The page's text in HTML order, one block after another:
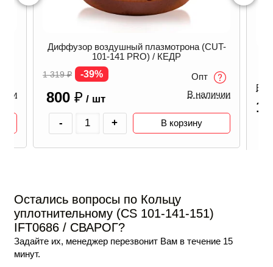
Диффузор воздушный плазмотрона (CUT-
101-141 PRO) / КЕДР
1 319₽ -39%
800 ₽ / шт
Опт
В наличии
- + В корзину
В
Остались вопросы по Кольцу
уплотнительному (CS 101-141-151)
IFT0686 / СВАРОГ?
Задайте их, менеджер перезвонит Вам в течение 15
минут.